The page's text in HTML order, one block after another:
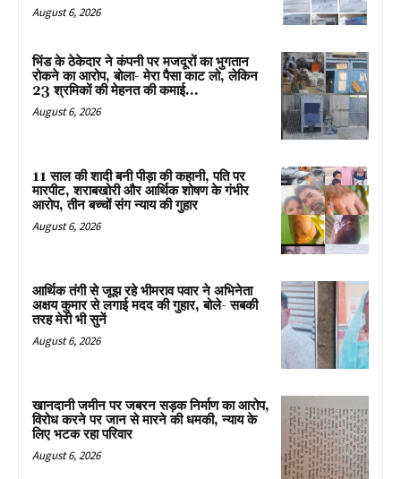
August 6, 2026
भिंड के ठेकेदार ने कंपनी पर मजदूरों का भुगतान
रोकने का आरोप, बोला- मेरा पैसा काट लो, लेकिन
23 श्रमिकों की मेहनत की कमाई...
August 6, 2026
11 साल की शादी बनी पीड़ा की कहानी, पति पर
मारपीट, शराबखोरी और आर्थिक शोषण के गंभीर
आरोप, तीन बच्चों संग न्याय की गुहार
August 6, 2026
आर्थिक तंगी से जूझ रहे भीमराव पवार ने अभिनेता
अक्षय कुमार से लगाई मदद की गुहार, बोले- सबकी
तरह मेरी भी सुनें
August 6, 2026
खानदानी जमीन पर जबरन सड़क निर्माण का आरोप,
विरोध करने पर जान से मारने की धमकी, न्याय के
लिए भटक रहा परिवार
August 6, 2026